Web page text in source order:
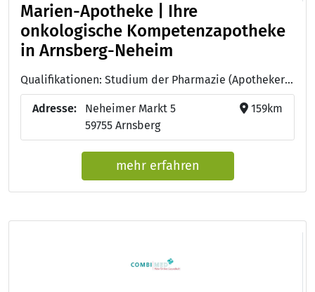
Marien-Apotheke | Ihre
onkologische Kompetenzapotheke
in Arnsberg-Neheim
Qualifikationen: Studium der Pharmazie (Apotheker:in), Fortbildung "Webinarreihe Orale Krebstherapie" - Schwerpunkt Myeloische Leukämien
Adresse:
Neheimer Markt 5
59755 Arnsberg
159km
mehr erfahren